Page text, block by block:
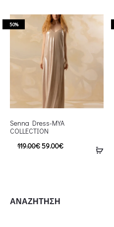
50%
Senna Dress-MYA
COLLECTION
119.00€59.00€
ΑΝΑΖΗΤΗΣΗ